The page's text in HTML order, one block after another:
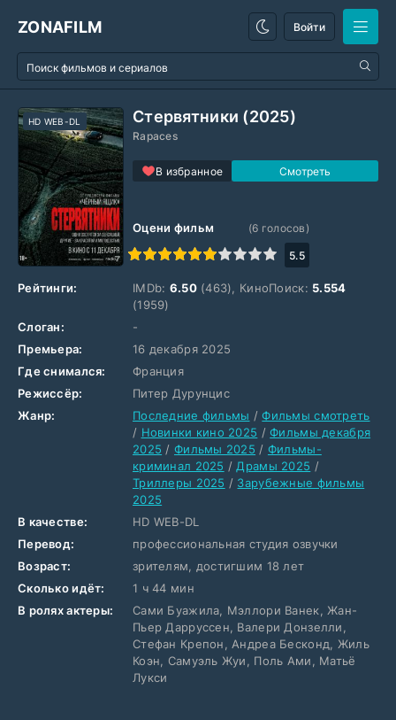
ZONAFILM Войти
Стервятники (2025)
Rapaces
В избранное
HD WEB-DL
Оцени фильм
1
3 4 5 6 7 8 9 10
(6 голосов)
5.5
Рейтинги: IMDb: 6.50(463), КиноПоиск: 5.554
(1959)
Слоган:
-
Премьера:
16 декабря 2025
Где снимался:
Франция
Режиссёр:
Питер Дурунцис
Жанр:
Последние фильмы /Фильмы смотреть
/ Новинки кино 2025 /Фильмы декабря
2025 / Фильмы 2025 / Фильмы-
криминал 2025 / Драмы 2025 /
Триллеры 2025 / Зарубежные фильмы
2025
В качестве:
HD WEB-DL
Перевод:
профессиональная студия озвучки
Возраст:
зрителям, достигшим 18 лет
Сколько идёт:
1 ч 44 мин
В ролях актеры:
Сами Буажила, Мэллори Ванек, Жан-
Пьер Дарруссен, Валери Донзелли,
Стефан Крепон, Андреа Бесконд, Жиль
Коэн, Самуэль Жуи, Поль Ами, Матьё
Лукси